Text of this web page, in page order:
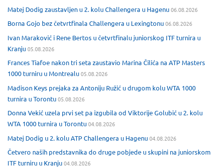
Matej Dodig zaustavljen u 2. kolu Challengera u Hagenu06.08.2026
Borna Gojo bez četvrtfinala Challengera u Lexingtonu06.08.2026
Ivan Maraković i Rene Bertos u četvrtfinalu juniorskog ITF turnira u
Kranju05.08.2026
Frances Tiafoe nakon tri seta zaustavio Marina Čilića na ATP Masters
1000 turniru u Montrealu05.08.2026
Madison Keys prejaka za Antoniju Ružić u drugom kolu WTA 1000
turnira u Torontu05.08.2026
Donna Vekić uzela prvi set pa izgubila od Viktorije Golubić u 2. kolu
WTA 1000 turnira u Torontu04.08.2026
Matej Dodig u 2. kolu ATP Challengera u Hagenu04.08.2026
Četvero naših predstavnika do druge pobjede u skupini na juniorskom
ITF turniru u Kranju04.08.2026